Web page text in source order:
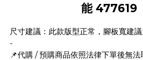
能 477619
尺寸建議：此款版型正常，腳板寬建
-
📌代購 / 預購商品依照法律下單後無法